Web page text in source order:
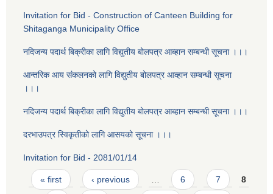
Invitation for Bid - Construction of Canteen Building for
Shitaganga Municipality Office
नदिजन्य पदार्थ बिक्रीका लागि विद्युतीय बोलपत्र आब्हान सम्बन्धी सूचना ।।।
आन्तरिक आय संकलनको लागि विद्युतीय बोलपत्र आव्हान सम्बन्धी सूचना
।।।
नदिजन्य पदार्थ बिक्रीका लागि विद्युतीय बोलपत्र आब्हान सम्बन्धी सूचना ।।।
दरभाउपत्र स्विकृतीको लागि आसयको सूचना ।।।
Invitation for Bid - 2081/01/14
Pages
« first ‹ previous … 6 7 8